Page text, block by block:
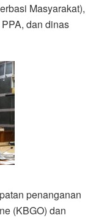
Masyarakat),
dan dinas
penanganan
(KBGO) dan